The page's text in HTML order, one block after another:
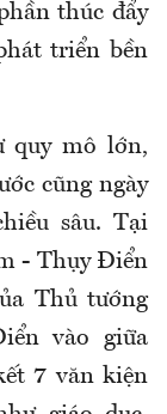
thúc đẩy
triển bền
quy mô lớn,
cũng ngày
sâu. Tại
- Thụy Điển
Thủ tướng
vào giữa
7 văn kiện